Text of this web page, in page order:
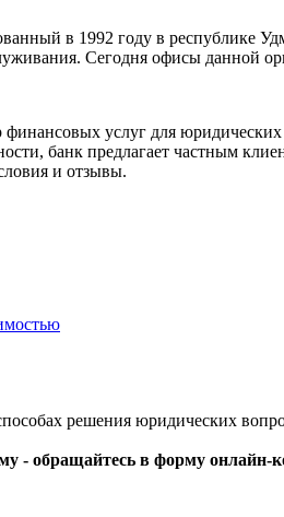
в 1992 году в республике
Сегодня офисы данной
услуг для
банк предлагает частным
и отзывы.
решения юридических
- обращайтесь в форму онлайн-